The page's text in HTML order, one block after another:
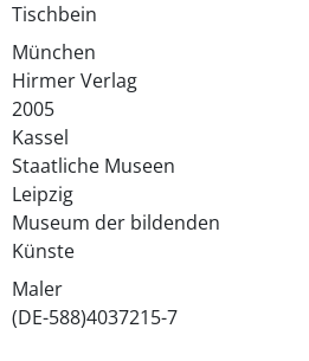
Tischbein
München
Hirmer Verlag
2005
Kassel
Staatliche Museen
Leipzig
Museum der bildenden
Künste
Maler
(DE-588)4037215-7